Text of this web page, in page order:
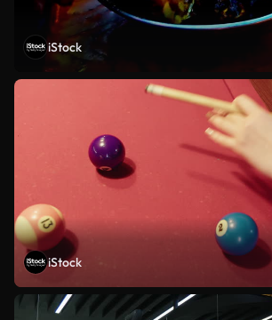
iStock
iStock